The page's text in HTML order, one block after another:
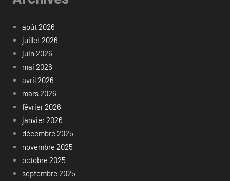
août 2026
juillet 2026
juin 2026
mai 2026
avril 2026
mars 2026
février 2026
janvier 2026
décembre 2025
novembre 2025
octobre 2025
septembre 2025